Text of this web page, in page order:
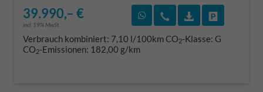
39.990,– €
incl. 19% MwSt.
Rückruf vereinbaren
Wir rufen Sie an
Verbrauch kombiniert: 7,10 l/100kmCO2-Klasse: G
CO2-Emissionen: 182,00 g/km